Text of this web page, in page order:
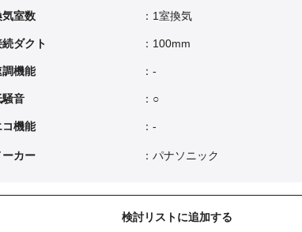
気室数 ：1室換気
続ダクト ：100mm
調機能 ：-
騒音 ：○
コ機能 ：-
ーカー ：パナソニック
検討リストに追加する